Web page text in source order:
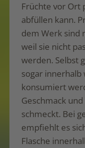
Früchte vor Ort
abfüllen kann.
dem Werk sind
weil sie nicht
werden. Selbst
sogar innerhalb
konsumiert
Geschmack
schmeckt. Bei
empfiehlt es
Flasche